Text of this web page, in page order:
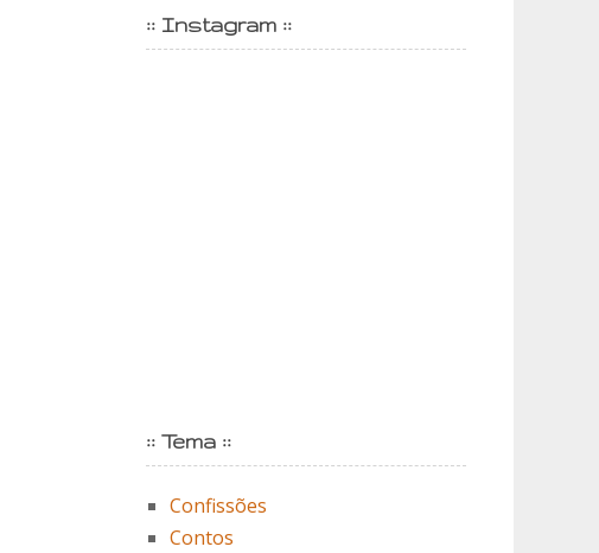
:: Instagram ::
:: Tema ::
Confissões
Contos